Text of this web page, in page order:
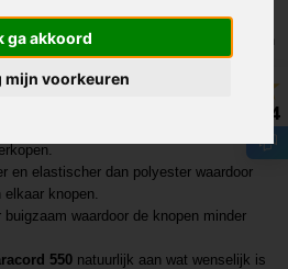
ga akkoord
mijn voorkeuren
Paracord 550 bestaat uit een gevlochten
bestaan
de voorkeur aan
plastic polyester touw welke veel
en elastischer dan polyester waardoor
knopen.
waardoor de knopen minder
550 natuurlijk aan wat wenselijk is
8.4